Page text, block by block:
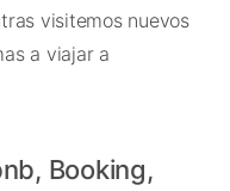
visitemos nuevos
a viajar a
Booking,